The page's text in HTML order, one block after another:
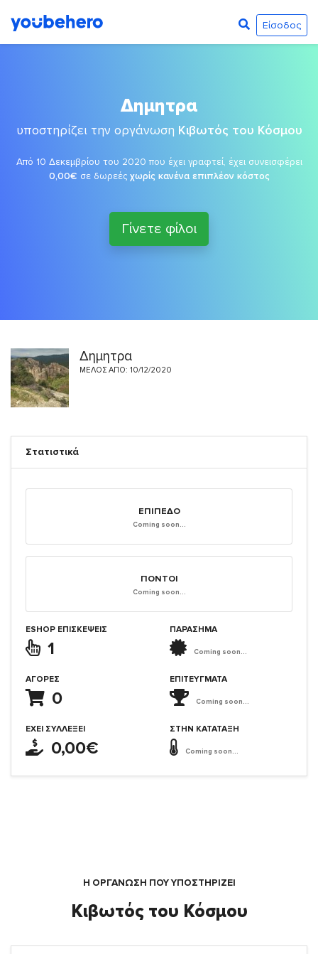
Είσοδος
Δημητρα
υποστηρίζει την οργάνωση Κιβωτός του Κόσμου
Από 10 Δεκεμβρίου του 2020 που έχει γραφτεί, έχει συνεισφέρει
0,00€ σε δωρεές χωρίς κανένα επιπλέον κόστος
Γίνετε φίλοι
Δημητρα
ΜΈΛΟΣ ΑΠΌ: 10/12/2020
Στατιστικά
ΕΠΊΠΕΔΟ
Coming soon...
ΠΌΝΤΟΙ
Coming soon...
ESHOP ΕΠΙΣΚΈΨΕΙΣ
1
ΑΓΟΡΈΣ
0
ΈΧΕΙ ΣΥΛΛΈΞΕΙ
0,00€
ΠΑΡΑΣΗΜΑ
Coming soon...
ΕΠΙΤΕΎΓΜΑΤΑ
Coming soon...
ΣΤΗΝ ΚΑΤΆΤΑΞΗ
Coming soon...
Η ΟΡΓΆΝΩΣΗ ΠΟΥ ΥΠΟΣΤΗΡΙΖΕΙ
Κιβωτός του Κόσμου